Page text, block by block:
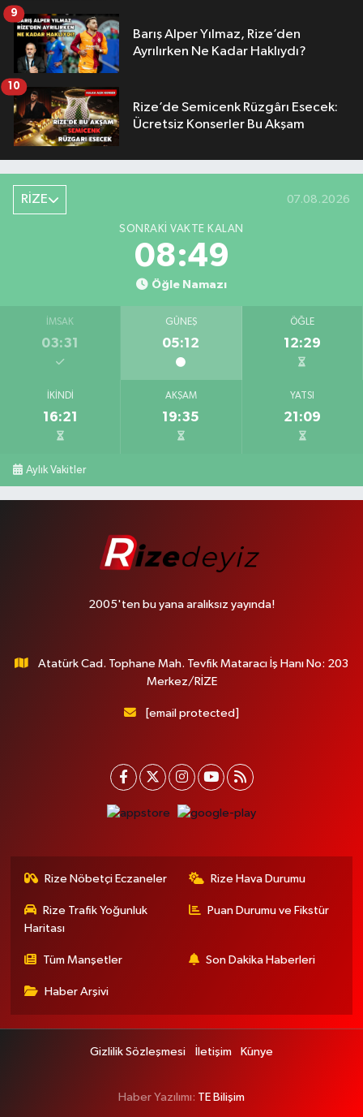
Barış Alper Yılmaz, Rize’den
Ayrılırken Ne Kadar Haklıydı?
9
Rize’de Semicenk Rüzgârı Esecek:
Ücretsiz Konserler Bu Akşam
10
RİZE 07.08.2026
SONRAKI VAKTE KALAN
08:48
Öğle Namazı
İMSAK
03:31
GÜNEŞ
05:12
ÖĞLE
12:29
İKINDI
16:21
AKŞAM
19:35
YATSI
21:09
Aylık Vakitler
2005'ten bu yana aralıksız yayında!
Atatürk Cad. Tophane Mah. Tevfik Mataracı İş Hanı No: 203
Merkez/RİZE
[email protected]
Rize Nöbetçi Eczaneler Rize Hava Durumu
Rize Trafik Yoğunluk
Haritası
Puan Durumu ve Fikstür
Tüm Manşetler Son Dakika Haberleri
Haber Arşivi
Gizlilik Sözleşmesi İletişim Künye
Haber Yazılımı: TE Bilişim